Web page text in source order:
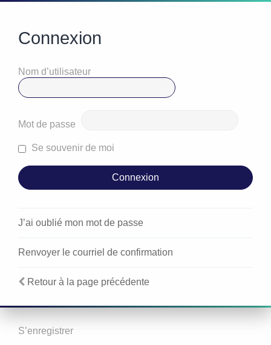
Connexion
Nom d’utilisateur
Mot de passe
Se souvenir de moi
J’ai oublié mon mot de passe
Renvoyer le courriel de confirmation
Retour à la page précédente
S’enregistrer